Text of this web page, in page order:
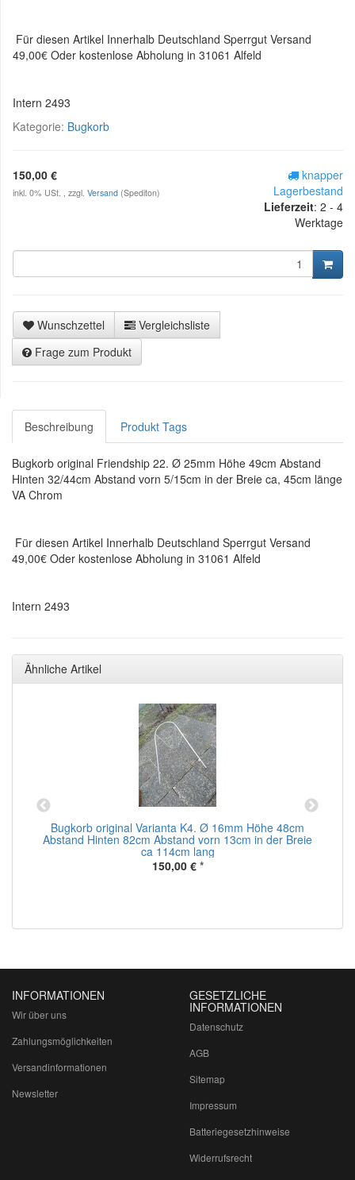
Für diesen Artikel Innerhalb Deutschland Sperrgut Versand
49,00€ Oder kostenlose Abholung in 31061 Alfeld
Intern 2493
Kategorie: Bugkorb
150,00 €
inkl. 0% USt. , zzgl. Versand (Spediton)
knapper
Lagerbestand
Lieferzeit: 2 - 4
Werktage
Wunschzettel
Vergleichsliste
Frage zum Produkt
Beschreibung Produkt Tags
Bugkorb original Friendship 22. Ø 25mm Höhe 49cm Abstand
Hinten 32/44cm Abstand vorn 5/15cm in der Breie ca, 45cm länge
VA Chrom
Für diesen Artikel Innerhalb Deutschland Sperrgut Versand
49,00€ Oder kostenlose Abholung in 31061 Alfeld
Intern 2493
Ähnliche Artikel
Bugkorb original Varianta K4. Ø 16mm Höhe 48cm
Abstand Hinten 82cm Abstand vorn 13cm in der Breie
ca 114cm lang
150,00 € *
INFORMATIONEN
Wir über uns
Zahlungsmöglichkeiten
Versandinformationen
Newsletter
GESETZLICHE
INFORMATIONEN
Datenschutz
AGB
Sitemap
Impressum
Batteriegesetzhinweise
Widerrufsrecht